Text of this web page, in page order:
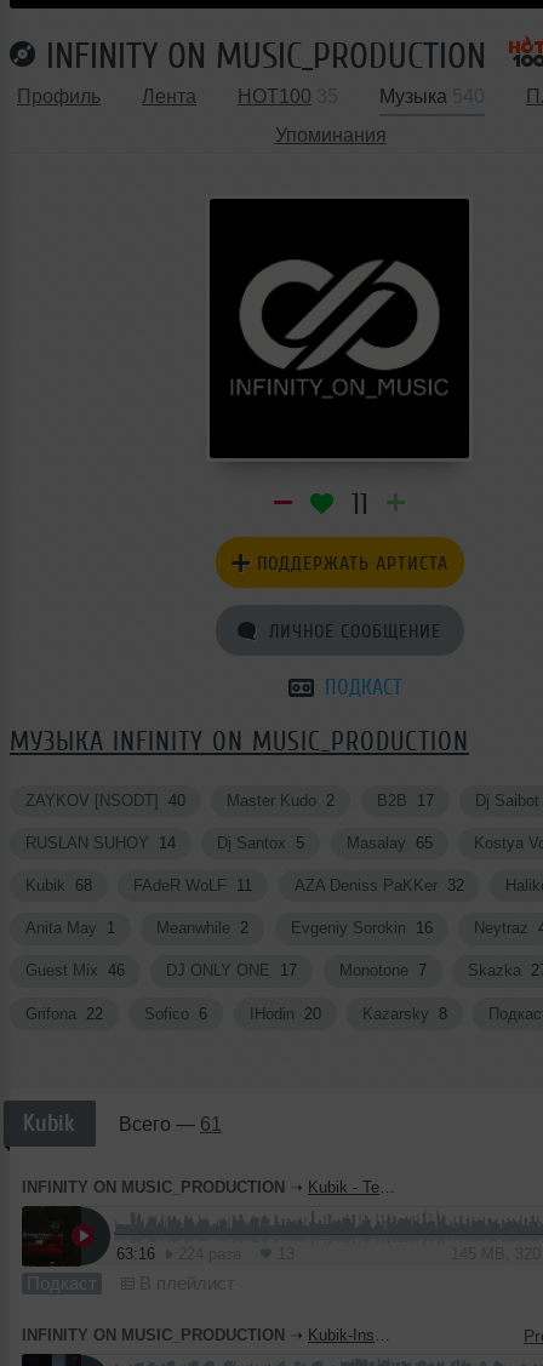
INFINITY ON MUSIC_PRODUCTION
Профиль Лента HOT100 Музыка
Упоминания
11
ПОДДЕРЖАТЬ АРТИСТА
ЛИЧНОЕ СООБЩЕНИЕ
ПОДКАСТ
МУЗЫКА INFINITY ON MUSIC_PRODUCTION
ZAYKOV [NSODT] 40 Master Kudo 2 B2B 17 Dj Saibot
RUSLAN SUHOY 14 Dj Santox 5 Masalay 65 Kostya
Kubik 68 FAdeR WoLF 11 AZA Deniss PaKKer 32
Anita May 1 Meanwhile 2 Evgeniy Sorokin 16 Neytraz
Guest Mix 46 DJ ONLY ONE 17 Monotone 7 Skazka
Grifona 22 Sofico 6 IHodin 20 Kazarsky 8
Kubik Всего — 61
INFINITY ON MUSIC_PRODUCTION ➝ Kubik - Techno Evolution #6 (INFINITY ON MUSIC PODCAST)
63:16
Подкаст В плейлист
INFINITY ON MUSIC_PRODUCTION ➝ Kubik-Inspire Podcast #45 (INFINITY ON MUSIC PODCAST)